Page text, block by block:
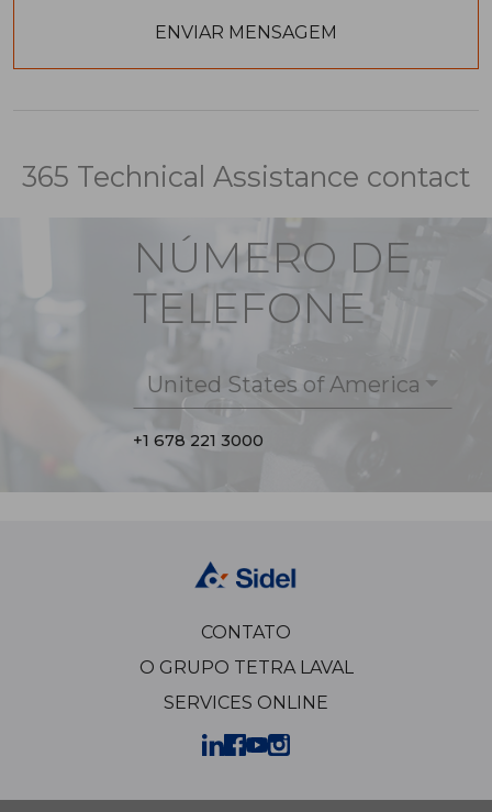
365 Technical Assistance contact
NÚMERO DE
TELEFONE
United States of America
+1 678 221 3000
CONTATO
O GRUPO TETRA LAVAL
SERVICES ONLINE